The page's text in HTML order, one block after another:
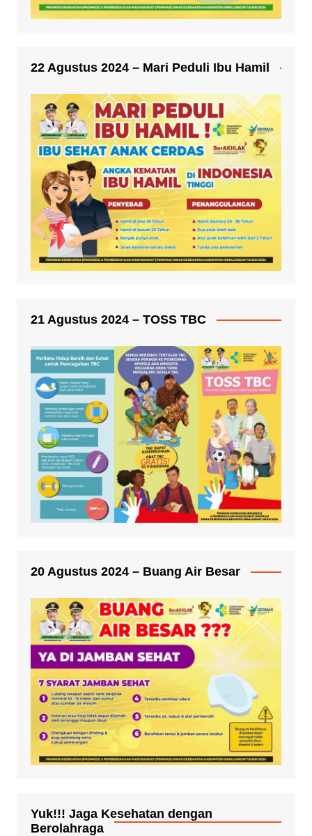
22 Agustus 2024 – Mari Peduli Ibu Hamil
21 Agustus 2024 – TOSS TBC
20 Agustus 2024 – Buang Air Besar
Yuk!!! Jaga Kesehatan dengan
Berolahraga